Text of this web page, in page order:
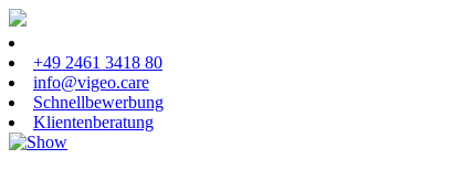
+49 2461 3418 80
info@vigeo.care
Schnellbewerbung
Klientenberatung